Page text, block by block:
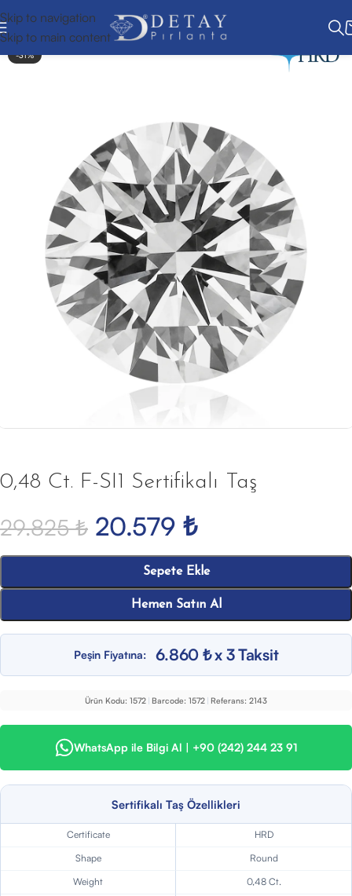
Skip to navigation
Skip to main content
-31%
0,48 Ct. F-SI1 Sertifikalı Taş
29.825₺ 20.579 ₺
Sepete Ekle
Hemen Satın Al
Peşin Fiyatına: 6.860 ₺ x 3 Taksit
Ürün Kodu: 1572 | Barcode: 1572 | Referans: 2143
WhatsApp ile Bilgi Al | +90 (242) 244 23 91
Sertifikalı Taş Özellikleri
Certificate
HRD
Shape
Round
Weight
0,48 Ct.